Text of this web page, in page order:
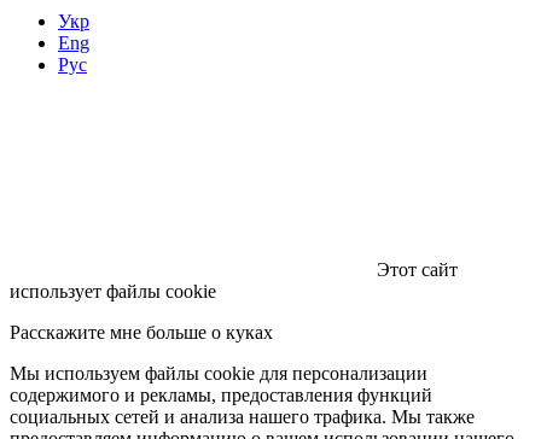
Укр
Eng
Рус
Этот сайт
использует файлы cookie
Расскажите мне больше о куках
Мы используем файлы cookie для персонализации
содержимого и рекламы, предоставления функций
социальных сетей и анализа нашего трафика. Мы также